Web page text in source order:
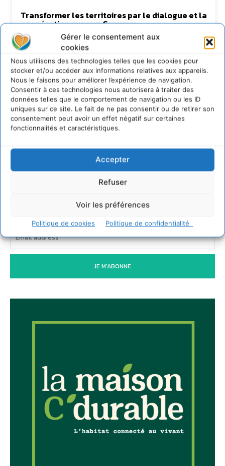
Gérer le consentement aux
cookies
Nous utilisons des technologies telles que les cookies pour
stocker et/ou accéder aux informations relatives aux appareils.
Nous le faisons pour améliorer l’expérience de navigation.
Consentir à ces technologies nous autorisera à traiter des
données telles que le comportement de navigation ou les ID
uniques sur ce site. Le fait de ne pas consentir ou de retirer son
consentement peut avoir un effet négatif sur certaines
fonctionnalités et caractéristiques.
Accepter
Refuser
Voir les préférences
Politique de cookies Politique de confidentialité
Transformer les territoires par le dialogue et la
coopération avec un Commun
d’Accompagnement des Transitions
7 août 2026
Soutenir un pastoralisme durable en faveur de
socio-écosystèmes résilients
6 août 2026
S’inspirer de l’arbre pour un modèle
économique régénératif du vivant …
5 août 2026
IPBES : le « GIEC de la biodiversité » appelle les
4 août 2026
Newsletter
JE M'ABONNE